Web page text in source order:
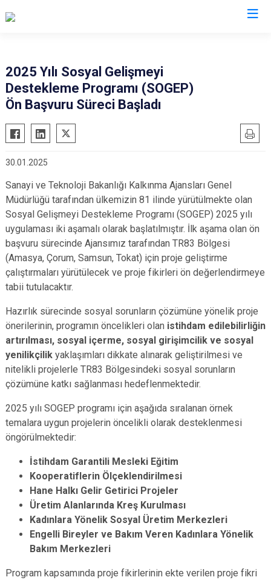
2025 Yılı Sosyal Gelişmeyi
Destekleme Programı (SOGEP)
Ön Başvuru Süreci Başladı
30.01.2025
Sanayi ve Teknoloji Bakanlığı Kalkınma Ajansları Genel
Müdürlüğü tarafından ülkemizin 81 ilinde yürütülmekte olan
Sosyal Gelişmeyi Destekleme Programı (SOGEP) 2025 yılı
uygulaması iki aşamalı olarak başlatılmıştır. İlk aşama olan ön
başvuru sürecinde Ajansımız tarafından TR83 Bölgesi
(Amasya, Çorum, Samsun, Tokat) için proje geliştirme
çalıştırmaları yürütülecek ve proje fikirleri ön değerlendirmeye
tabii tutulacaktır.
Hazırlık sürecinde sosyal sorunların çözümüne yönelik proje
önerilerinin, programın öncelikleri olan istihdam edilebilirliğin
artırılması, sosyal içerme, sosyal girişimcilik ve sosyal
yenilikçilik yaklaşımları dikkate alınarak geliştirilmesi ve
nitelikli projelerle TR83 Bölgesindeki sosyal sorunların
çözümüne katkı sağlanması hedeflenmektedir.
2025 yılı SOGEP programı için aşağıda sıralanan örnek
temalara uygun projelerin öncelikli olarak desteklenmesi
öngörülmektedir:
İstihdam Garantili Mesleki Eğitim
Kooperatiflerin Ölçeklendirilmesi
Hane Halkı Gelir Getirici Projeler
Üretim Alanlarında Kreş Kurulması
Kadınlara Yönelik Sosyal Üretim Merkezleri
Engelli Bireyler ve Bakım Veren Kadınlara Yönelik
Bakım Merkezleri
Program kapsamında proje fikirlerinin ekte verilen proje fikri